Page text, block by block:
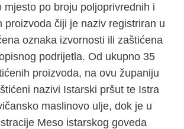
mjesto po broju poljoprivrednih i
proizvoda čiji je naziv registriran u
oznaka izvornosti ili zaštićena
podrijetla. Od ukupno 35
proizvoda, na ovu županiju
nazivi Istarski pršut te Istra
maslinovo ulje, dok je u
Meso istarskog goveda